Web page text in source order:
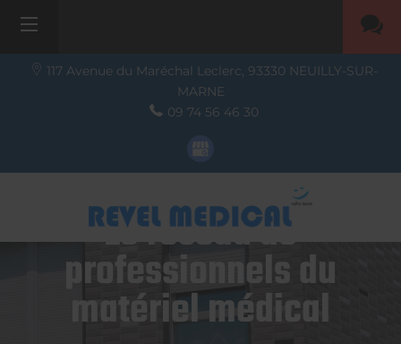
117 Avenue du Maréchal Leclerc, 93330 NEUILLY-SUR-
MARNE
09 74 56 46 30
Le réseau de
professionnels du
matériel médical